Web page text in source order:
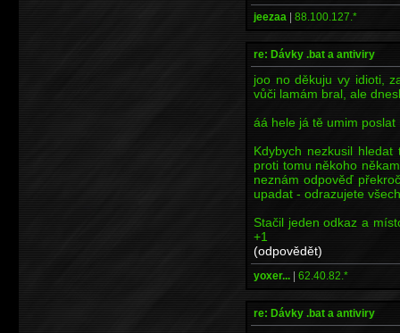
jeezaa | 88.100.127.*
re: Dávky .bat a antiviry
joo no děkuju vy idioti,
vůči lamám bral, ale
áá hele já tě umim
Kdybych nezkusil
proti tomu někoho
neznám odpověď
upadat - odrazujete
Stačil jeden odkaz a
+1
(odpovědět)
yoxer... | 62.40.82.*
re: Dávky .bat a antiviry